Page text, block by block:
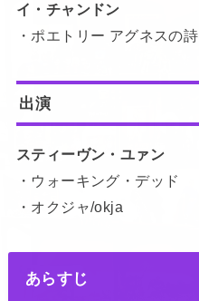
イ・チャンドン
・ポエトリー アグネスの詩
出演
スティーヴン・ユァン
・ウォーキング・デッド
・オクジャ/okja
あらすじ